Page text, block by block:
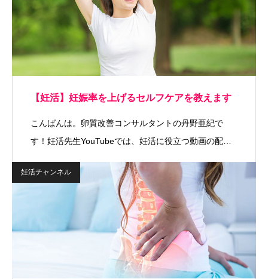
【妊活】妊娠率を上げるセルフケアを教えます
こんばんは。卵質改善コンサルタントの丹野亜紀で
す！妊活先生YouTubeでは、妊活に役立つ動画の配…
妊活チャンネル